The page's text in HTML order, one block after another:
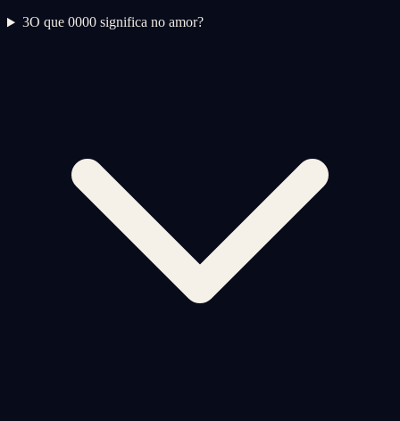
3O que 0000 significa no amor?